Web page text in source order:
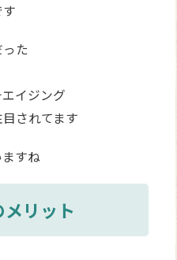
た
イジング
されてます
すね
リット